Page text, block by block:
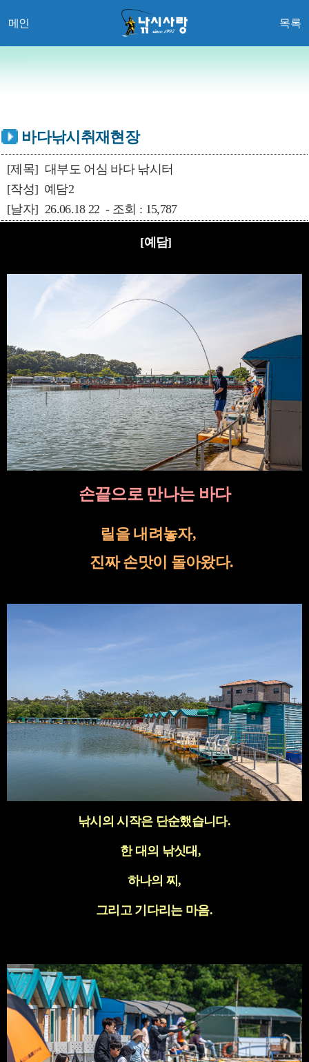
메인 목록
바다낚시취재현장
[제목] 대부도 어심 바다 낚시터
[작성] 예담2
[날자] 26.06.18 22 - 조회 : 15,787
[예담]
손끝으로 만나는 바다
릴을 내려놓자,
진짜 손맛이 돌아왔다.
낚시의 시작은 단순했습니다.
한 대의 낚싯대 ,
하나의 찌,
그리고 기다리는 마음.